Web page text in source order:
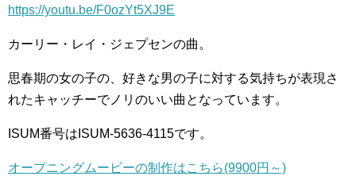
https://youtu.be/F0ozYt5XJ9E
カーリー・レイ・ジェプセンの曲。
思春期の女の子の、好きな男の子に対する気持ちが表現さ
れたキャッチーでノリのいい曲となっています。
ISUM番号はISUM-5636-4115です。
オープニングムービーの制作はこちら(9900円～)